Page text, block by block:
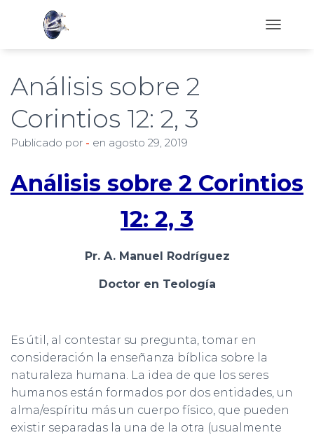
D
E
Análisis sobre 2
Corintios 12: 2, 3
Publicado por - en agosto 29, 2019
Análisis sobre 2 Corintios
12: 2, 3
Pr. A. Manuel Rodríguez
Doctor en Teología
Es útil, al contestar su pregunta, tomar en
consideración la enseñanza bíblica sobre la
naturaleza humana. La idea de que los seres
humanos están formados por dos entidades, un
alma/espíritu más un cuerpo físico, que pueden
existir separadas la una de la otra (usualmente